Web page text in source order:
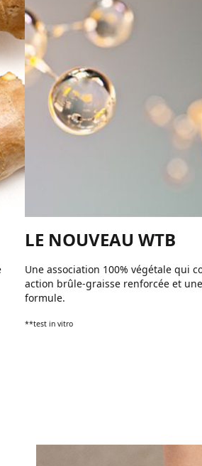
LE NOUVEAU WTB
Une association 100% végétale qui
action brûle-graisse renforcée et
formule.
**test in vitro